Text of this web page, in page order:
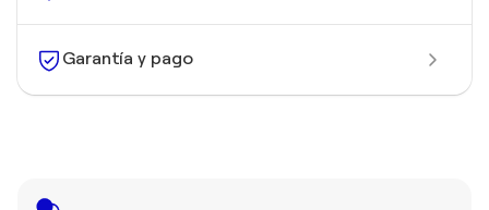
Garantía y pago